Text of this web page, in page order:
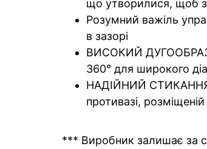
що утворилися, щоб
Розумний важіль
в зазорі
ВИСОКИЙ
360° для широкого
НАДІЙНИЙ СТИКАННЯ:
противазі,
*** Виробник залишає за